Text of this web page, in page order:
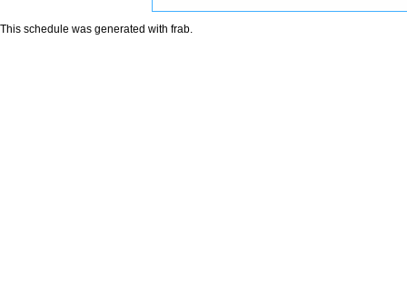
This schedule was generated with frab.